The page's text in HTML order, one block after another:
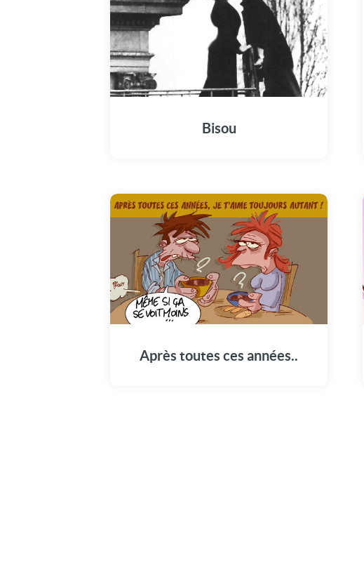
Bisou
Après toutes ces années..